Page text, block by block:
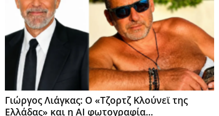
Γιώργος Λιάγκας: Ο «Τζορτζ Κλούνεϊ της
Ελλάδας» και η AI φωτογραφία...